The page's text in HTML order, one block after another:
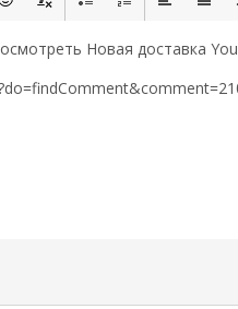
Новая доставка